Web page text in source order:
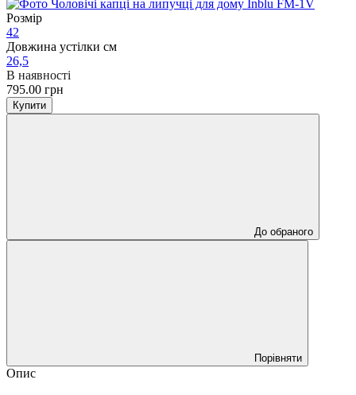
Розмір
42
Довжина устілки см
26,5
В наявності
795.00 грн
Купити
До обраного
Порівняти
Опис